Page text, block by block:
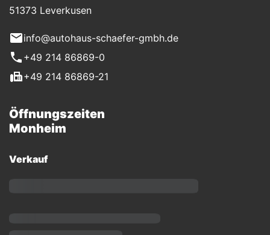
51373 Leverkusen
info@autohaus-schaefer-gmbh.de
+49 214 86869-0
+49 214 86869-21
Öffnungszeiten
Monheim
Verkauf